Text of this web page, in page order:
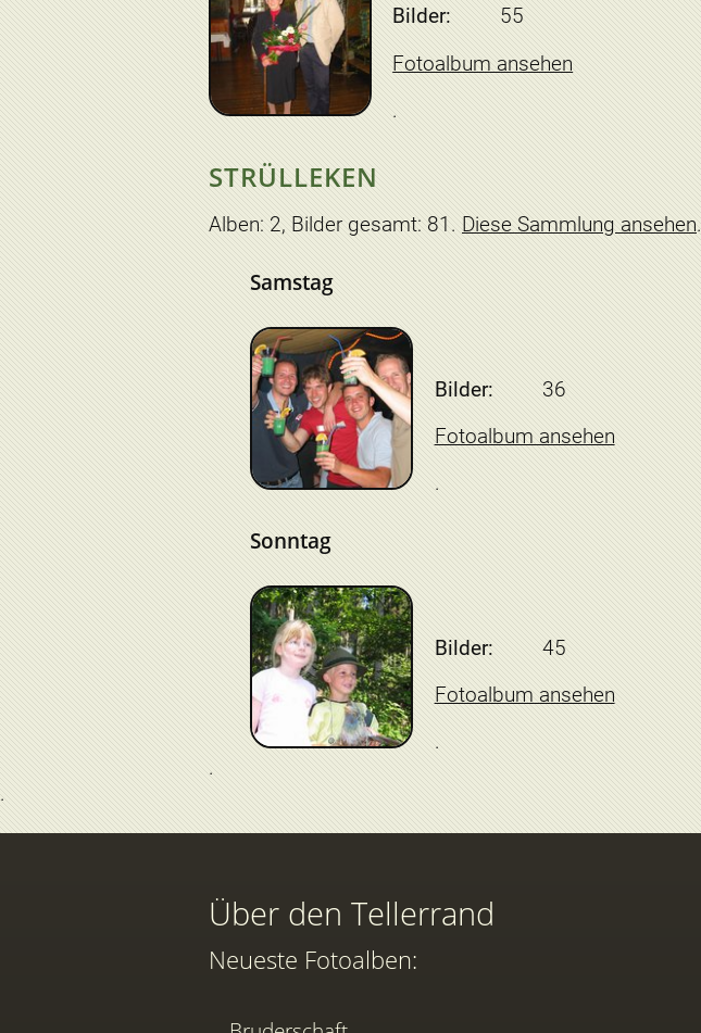
Bilder:
55
Fotoalbum ansehen
STRÜLLEKEN
Alben: 2, Bilder gesamt: 81. Diese Sammlung ansehen.
Samstag
Bilder:
36
Fotoalbum ansehen
Sonntag
Bilder:
45
Fotoalbum ansehen
Über den Tellerrand
Neueste Fotoalben: